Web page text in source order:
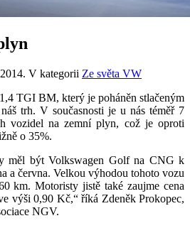
. V kategorii Ze světa VW
TGI BM, který je poháněn stlačeným
trh. V současnosti je u nás téměř 7
vozidel na zemní plyn, což je oproti
o 35%.
měl být Volkswagen Golf na CNG k
a června. Velkou výhodou tohoto vozu
km. Motoristy jistě také zaujme cena
výši 0,90 Kč,“ říká Zdeněk Prokopec,
NGV.